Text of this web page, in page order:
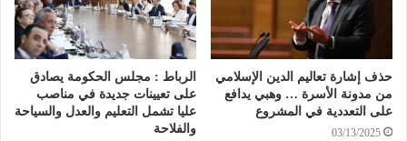
حذف إشارة تعاليم الدين الإسلامي
من مدونة الأسرة … وهبي يدافع
على التعددية في المشروع
03/13/2025
الرباط : مجلس الحكومة يصادق
على تعيينات جديدة في مناصب
عليا تشمل التعليم والعدل والسياحة
والفلاحة